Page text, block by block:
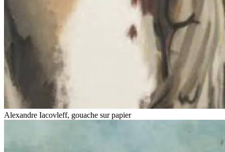
Alexandre Iacovleff, gouache sur papier